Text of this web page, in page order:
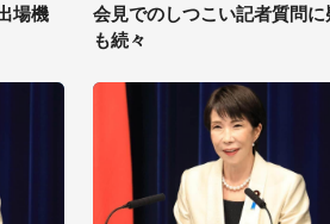
場機
会見でのしつこい記者質問に
も続々